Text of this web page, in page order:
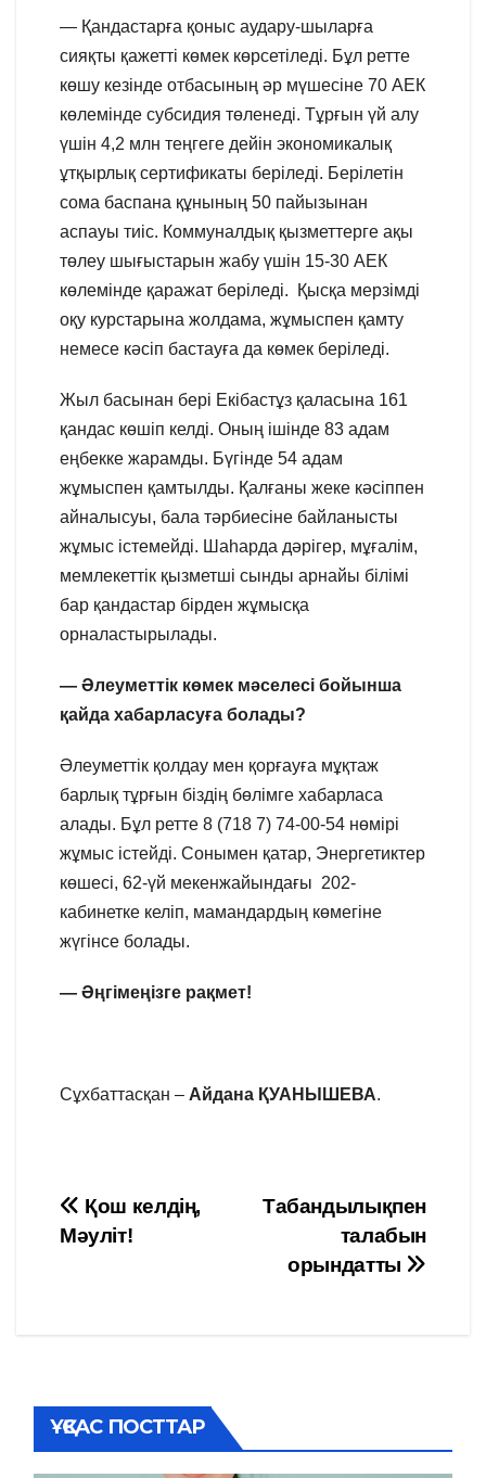
— Қандастарға қоныс аудару-шыларға
сияқты қажетті көмек көрсетіледі. Бұл ретте
көшу кезінде отбасының әр мүшесіне 70 АЕК
көлемінде субсидия төленеді. Тұрғын үй алу
үшін 4,2 млн теңгеге дейін экономикалық
ұтқырлық сертификаты беріледі. Берілетін
сома баспана құнының 50 пайызынан
аспауы тиіс. Коммуналдық қызметтерге ақы
төлеу шығыстарын жабу үшін 15-30 АЕК
көлемінде қаражат беріледі. Қысқа мерзімді
оқу курстарына жолдама, жұмыспен қамту
немесе кәсіп бастауға да көмек беріледі.
Жыл басынан бері Екібастұз қаласына 161
қандас көшіп келді. Оның ішінде 83 адам
еңбекке жарамды. Бүгінде 54 адам
жұмыспен қамтылды. Қалғаны жеке кәсіппен
айналысуы, бала тәрбиесіне байланысты
жұмыс істемейді. Шаһарда дәрігер, мұғалім,
мемлекеттік қызметші сынды арнайы білімі
бар қандастар бірден жұмысқа
орналастырылады.
— Әлеуметтік көмек мәселесі бойынша
қайда хабарласуға болады?
Әлеуметтік қолдау мен қорғауға мұқтаж
барлық тұрғын біздің бөлімге хабарласа
алады. Бұл ретте 8 (718 7) 74-00-54 нөмірі
жұмыс істейді. Сонымен қатар, Энергетиктер
көшесі, 62-үй мекенжайындағы 202-
кабинетке келіп, мамандардың көмегіне
жүгінсе болады.
— Әңгімеңізге рақмет!
Сұхбаттасқан – Айдана ҚУАНЫШЕВА.
Навигация
по
Табандылықпен
талабын
орындатты
Қош келдің,
Мәуліт!
ҰҚСАС ПОСТТАР